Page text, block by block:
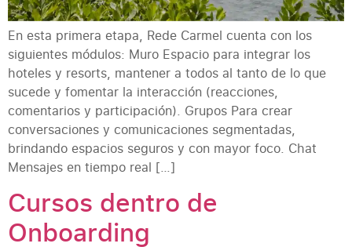
En esta primera etapa, Rede Carmel cuenta con los
siguientes módulos: Muro Espacio para integrar los
hoteles y resorts, mantener a todos al tanto de lo que
sucede y fomentar la interacción (reacciones,
comentarios y participación). Grupos Para crear
conversaciones y comunicaciones segmentadas,
brindando espacios seguros y con mayor foco. Chat
Mensajes en tiempo real […]
Cursos dentro de
Onboarding